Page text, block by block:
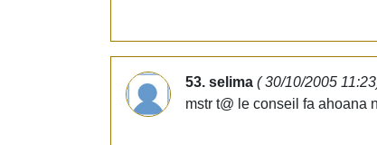
53. selima ( 30/10/2005
mstr t@ le conseil fa ahoana